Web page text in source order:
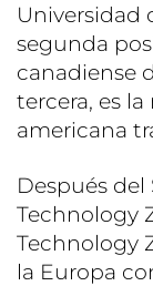
Universidad
segunda
canadiense
tercera, es
americana
Después
Technology
Technology
la Europa